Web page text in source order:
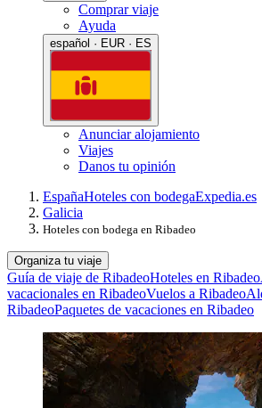
Comprar viaje
Ayuda
español · EUR · ES
Anunciar alojamiento
Viajes
Danos tu opinión
EspañaHoteles con bodegaExpedia.es
Galicia
Hoteles con bodega en Ribadeo
Organiza tu viaje
Guía de viaje de RibadeoHoteles en Ribadeo
vacacionales en RibadeoVuelos a Ribadeo
RibadeoPaquetes de vacaciones en Ribadeo